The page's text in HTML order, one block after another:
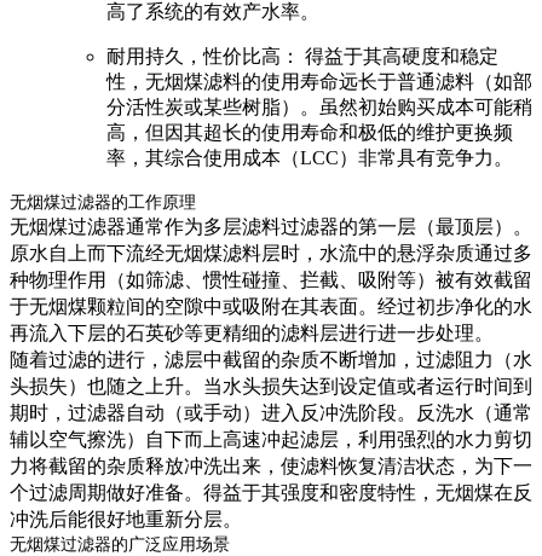
高了系统的有效产水率。
耐用持久，性价比高：
得益于其高硬度和稳定
性，无烟煤滤料的使用寿命远长于普通滤料（如部
分活性炭或某些树脂）
。虽然初始购买成本可能稍
高，但因其超长的使用寿命和极低的维护更换频
率 ，其综合使用成本（LCC）非常具有竞争力 。
无烟煤过滤器的工作原理
无烟煤过滤器通常作为多层滤料过滤器的第一层（最顶层） 。
原水自上而下流经无烟煤滤料层时，水流中的悬浮杂质通过多
种物理作用（如筛滤、惯性碰撞、拦截、吸附等）被有效截留
于无烟煤颗粒间的空隙中或吸附在其表面。经过初步净化的水
再流入下层的石英砂等更精细的滤料层进行进一步处理。
随着过滤的进行，滤层中截留的杂质不断增加，过滤阻力（水
头损失）也随之上升。当水头损失达到设定值或者运行时间到
期时，过滤器自动（或手动）进入反冲洗阶段。反洗水（通常
辅以空气擦洗）自下而上高速冲起滤层，利用强烈的水力剪切
力将截留的杂质释放冲洗出来，使滤料恢复清洁状态，为下一
个过滤周期做好准备。得益于其强度和密度特性，无烟煤在反
冲洗后能很好地重新分层。
无烟煤过滤器的广泛应用场景